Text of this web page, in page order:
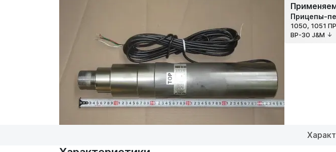
Прицепы-
1050, 1051
BP-30 J&M